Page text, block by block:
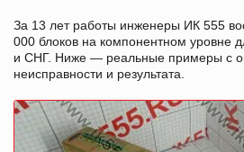
За 13 лет работы инженеры ИК 555
000 блоков на компонентном уровне
и СНГ. Ниже — реальные примеры с
неисправности и результата.